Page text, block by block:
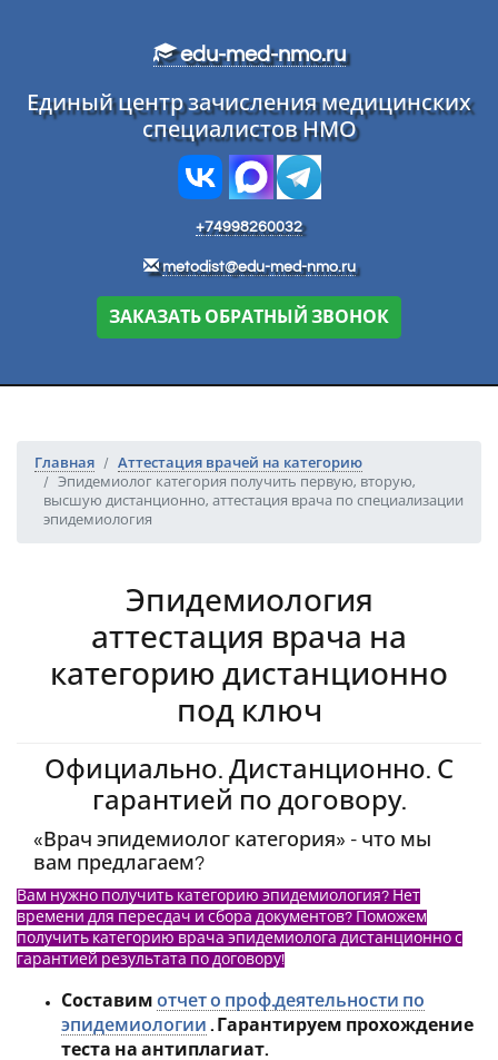
edu-med-nmo.ru
Единый центр зачисления медицинских
специалистов НМО
+74998260032
metodist@edu-med-nmo.ru
ЗАКАЗАТЬ ОБРАТНЫЙ ЗВОНОК
Главная
Аттестация врачей на категорию
Эпидемиолог категория получить первую, вторую,
высшую дистанционно, аттестация врача по специализации
эпидемиология
Эпидемиология
аттестация врача на
категорию дистанционно
под ключ
Официально. Дистанционно. С
гарантией по договору.
«Врач эпидемиолог категория» - что мы
вам предлагаем?
Вам нужно получить категорию эпидемиология? Нет
времени для пересдач и сбора документов? Поможем
получить категорию врача эпидемиолога дистанционно с
гарантией результата по договору!
Составим отчет о проф.деятельности по
эпидемиологии . Гарантируем прохождение
теста на антиплагиат.